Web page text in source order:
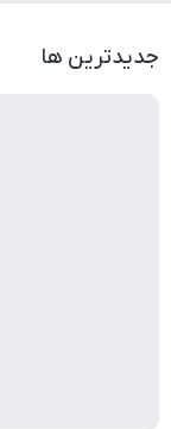
جدیدترین ها